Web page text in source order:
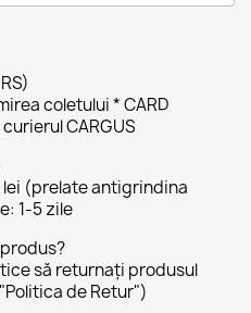
coletului * CARD
CARGUS
lei (prelate antigrindina
1-5 zile
să returnați produsul
de Retur")